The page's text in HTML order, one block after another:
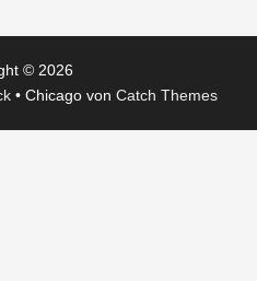
© 2026
• Chicago von Catch Themes